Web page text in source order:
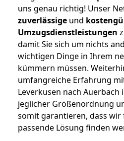
uns genau richtig! Unser
zuverlässige und
Umzugsdienstleistungen
damit Sie sich um nichts
wichtigen Dinge in Ihrem
kümmern müssen.
umfangreiche Erfahrung
Leverkusen nach
jeglicher Größenordnung
somit garantieren, dass wir
passende Lösung finden